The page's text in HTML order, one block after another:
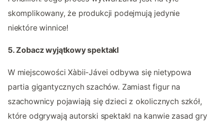
skomplikowany, że produkcji podejmują jedynie
niektóre winnice!
5. Zobacz wyjątkowy spektakl
W miejscowości Xàbii-Jávei odbywa się nietypowa
partia gigantycznych szachów. Zamiast figur na
szachownicy pojawiają się dzieci z okolicznych szkół,
które odgrywają autorski spektakl na kanwie zasad gry